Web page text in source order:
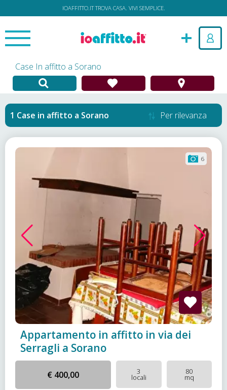
IOAFFITTO.IT TROVA CASA. VIVI SEMPLICE.
Case In affitto a Sorano
Case in affitto a Sorano Per rilevanza
6
Appartamento in affitto in via dei
Serragli a Sorano
€ 400,00 3
locali
80
mq